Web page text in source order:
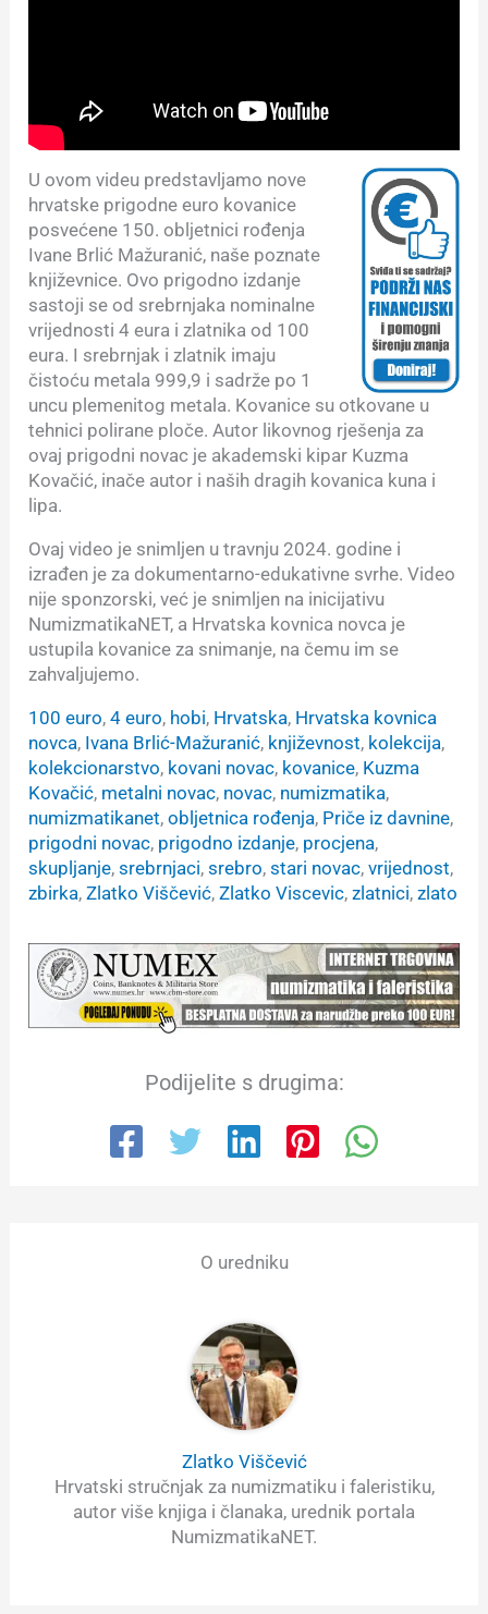
U ovom videu predstavljamo nove
hrvatske prigodne euro kovanice
posvećene 150. obljetnici rođenja
Ivane Brlić Mažuranić, naše poznate
književnice. Ovo prigodno izdanje
sastoji se od srebrnjaka nominalne
vrijednosti 4 eura i zlatnika od 100
eura. I srebrnjak i zlatnik imaju
čistoću metala 999,9 i sadrže po 1
uncu plemenitog metala. Kovanice su otkovane u
tehnici polirane ploče. Autor likovnog rješenja za
ovaj prigodni novac je akademski kipar Kuzma
Kovačić, inače autor i naših dragih kovanica kuna i
lipa.
Ovaj video je snimljen u travnju 2024. godine i
izrađen je za dokumentarno-edukativne svrhe. Video
nije sponzorski, već je snimljen na inicijativu
NumizmatikaNET, a Hrvatska kovnica novca je
ustupila kovanice za snimanje, na čemu im se
zahvaljujemo.
100 euro, 4 euro, hobi, Hrvatska, Hrvatska kovnica
novca, Ivana Brlić-Mažuranić, književnost, kolekcija
kolekcionarstvo, kovani novac, kovanice, Kuzma
Kovačić, metalni novac, novac, numizmatika
numizmatikanet, obljetnica rođenja, Priče iz davnine
prigodni novac, prigodno izdanje, procjena
skupljanje, srebrnjaci, srebro, stari novac, vrijednost
zbirka, Zlatko Viščević, Zlatko Viscevic, zlatnici, zlato
Podijelite s drugima:
O uredniku
Zlatko Viščević
Hrvatski stručnjak za numizmatiku i faleristiku,
autor više knjiga i članaka, urednik portala
NumizmatikaNET.